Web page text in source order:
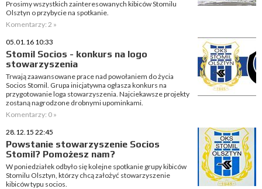
Prosimy wszystkich zainteresowanych kibiców Stomilu
Olsztyn o przybycie na spotkanie.
Komentarzy: 2 »
05.01.16 10:33
Stomil Socios - konkurs na logo
stowarzyszenia
Trwają zaawansowane prace nad powołaniem do życia
Socios Stomil. Grupa inicjatywna ogłasza konkurs na
przygotowanie loga stowarzyszenia. Najciekawsze projekty
zostaną nagrodzone drobnymi upominkami.
Komentarzy: 0 »
28.12.15 22:45
Powstanie stowarzyszenie Socios
Stomil? Pomożesz nam?
W poniedziałek odbyło się kolejne spotkanie grupy kibiców
Stomilu Olsztyn, którzy chcą założyć stowarzyszenie
kibiców typu socios.